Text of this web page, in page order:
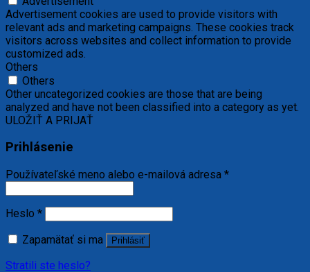
Advertisement cookies are used to provide visitors with
relevant ads and marketing campaigns. These cookies track
visitors across websites and collect information to provide
customized ads.
Others
Others
Other uncategorized cookies are those that are being
analyzed and have not been classified into a category as yet.
ULOŽIŤ A PRIJAŤ
Prihlásenie
Používateľské meno alebo e-mailová adresa *
Heslo *
Zapamätať si ma
Prihlásiť
Stratili ste heslo?